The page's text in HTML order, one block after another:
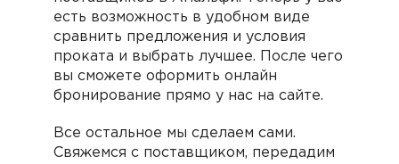
есть возможность в удобном виде
сравнить предложения и условия
проката и выбрать лучшее. После чего
вы сможете оформить онлайн
бронирование прямо у нас на сайте.
Все остальное мы сделаем сами.
Cвяжемся с поставщиком, передадим